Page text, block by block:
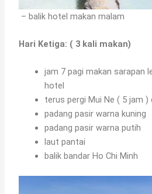
– balik hotel makan malam
Hari Ketiga: ( 3 kali makan)
jam 7 pagi makan sarapan
hotel
terus pergi Mui Ne ( 5 jam )
padang pasir warna kuning
padang pasir warna putih
laut pantai
balik bandar Ho Chi Minh